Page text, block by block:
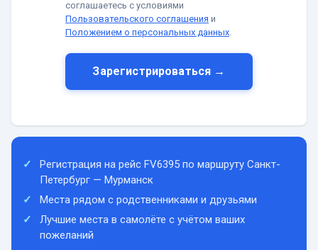
соглашаетесь с условиями
Пользовательского соглашения и
Положением о персональных данных.
Зарегистрироваться →
Регистрация на рейс FV6395 по маршруту Санкт-
Петербург — Мурманск
Места рядом с родственниками и друзьями
Лучшие места в самолёте с учётом ваших
пожеланий